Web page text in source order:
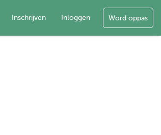
Inschrijven Inloggen Word oppas